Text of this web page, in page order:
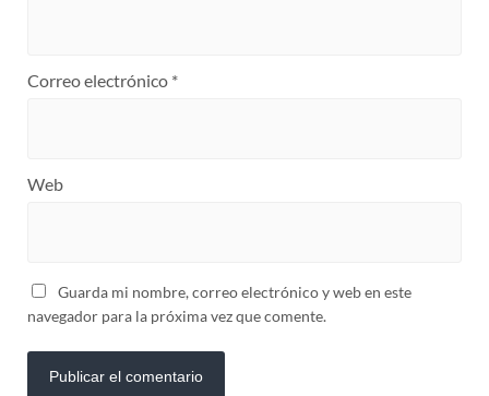
Correo electrónico *
Web
Guarda mi nombre, correo electrónico y web en este
navegador para la próxima vez que comente.